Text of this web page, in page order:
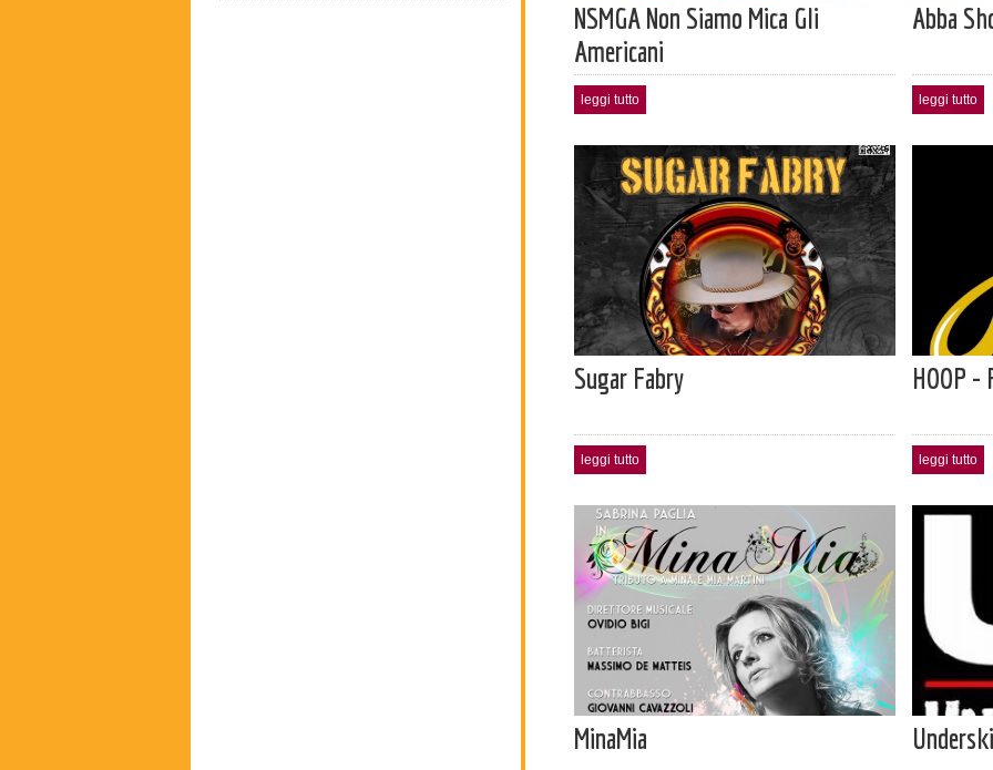
NSMGA Non Siamo Mica Gli
Americani
leggi tutto
Abba
leggi tutto
Sugar Fabry
leggi tutto
HOOP -
leggi tutto
MinaMia